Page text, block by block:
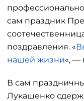
сам праздник
поздравления. «
нашей жизни«, —
В сам
Лукашенко